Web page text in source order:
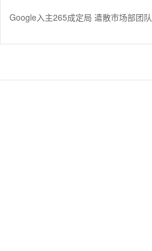
Google入主265成定局 遣散市场部团队